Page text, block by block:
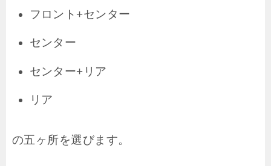
フロント+センター
センター
センター+リア
リア
の五ヶ所を選びます。